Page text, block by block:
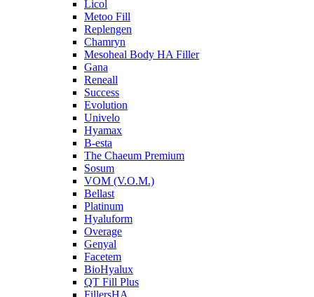
Licol
Metoo Fill
Replengen
Chamryn
Mesoheal Body HA Filler
Gana
Reneall
Success
Evolution
Univelo
Hyamax
B-esta
The Chaeum Premium
Sosum
VOM (V.O.M.)
Bellast
Platinum
Hyaluform
Overage
Genyal
Facetem
BioHyalux
QT Fill Plus
FillersHA